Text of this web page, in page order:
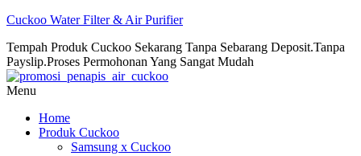
Cuckoo Water Filter & Air Purifier
Tempah Produk Cuckoo Sekarang Tanpa Sebarang Deposit.Tanpa
Payslip.Proses Permohonan Yang Sangat Mudah
Menu
Home
Produk Cuckoo
Samsung x Cuckoo